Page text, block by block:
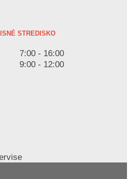
STREDISKO
7:00 - 16:00
9:00 - 12:00